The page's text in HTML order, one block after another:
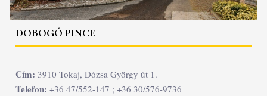
DOBOGÓ PINCE
Cím: 3910 Tokaj, Dózsa György út 1.
Telefon: +36 47/552-147 ; +36 30/576-9736